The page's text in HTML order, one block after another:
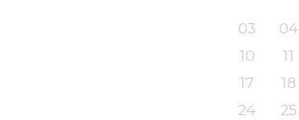
03
04
10
11
17
18
24
25